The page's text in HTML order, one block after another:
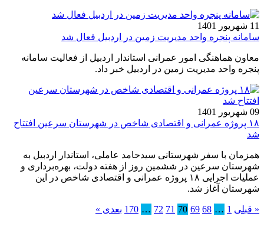
11 شهریور 1401
سامانه پنجره واحد مدیریت زمین در اردبیل فعال شد
معاون هماهنگی امور عمرانی استاندار اردبیل از فعالیت سامانه
پنجره واحد مدیریت زمین در اردبیل خبر داد.
09 شهریور 1401
۱۸ پروژه عمرانی و اقتصادی شاخص در شهرستان سرعین افتتاح
شد
همزمان با سفر شهرستانی سیدحامد‌ عاملی، استاندار اردبیل به
شهرستان سرعین در ششمین روز از هفته دولت، بهره‌برداری و
عملیات اجرایی ۱۸ پروژه عمرانی و اقتصادی شاخص در این
شهرستان آغاز شد.
« قبلی 1
…
68
69
70
71
72
…
170 بعدی »